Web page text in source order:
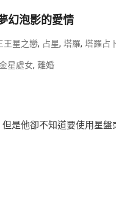
幻泡影的愛情
王星之戀, 占星, 塔羅, 塔羅占
星處女, 離婚
是他卻不知道要使用星